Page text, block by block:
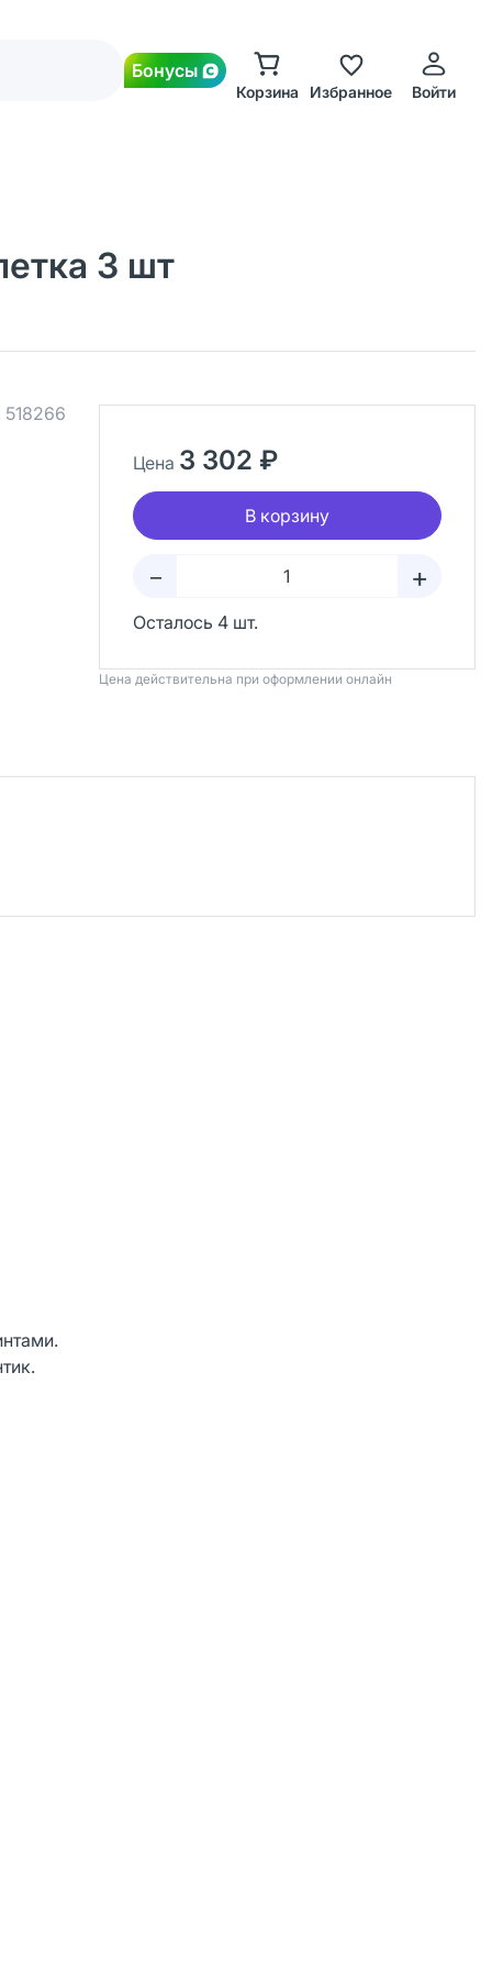
Бонусы
Корзина Избранное Войти
3 шт
518266
Цена 3 302 ₽
В корзину
– +
Осталось 4 шт.
Цена действительна при оформлении онлайн